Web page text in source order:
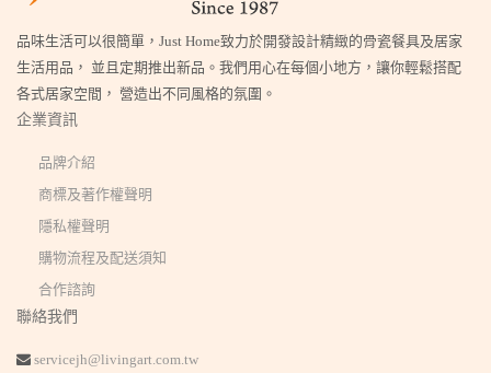
品味生活可以很簡單，Just Home致力於開發設計精緻的骨瓷餐具及居家
生活用品， 並且定期推出新品。我們用心在每個小地方，讓你輕鬆搭配
各式居家空間， 營造出不同風格的氛圍。
企業資訊
品牌介紹
商標及著作權聲明
隱私權聲明
購物流程及配送須知
合作諮詢
聯絡我們
servicejh@livingart.com.tw